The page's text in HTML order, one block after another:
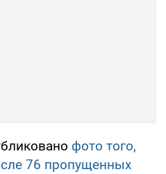
фото того,
76 пропущенных